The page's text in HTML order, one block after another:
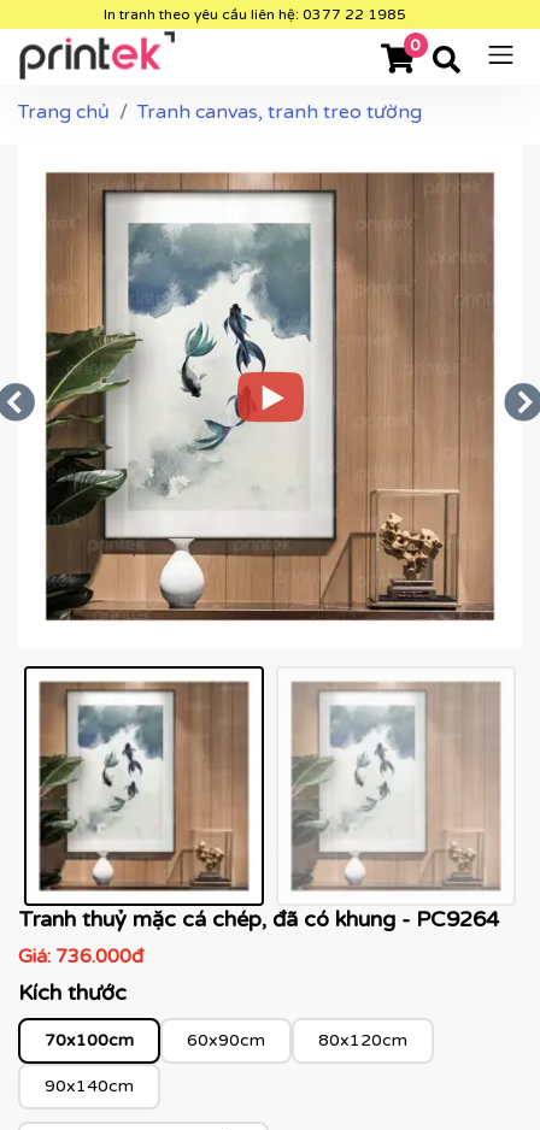
In tranh theo yêu cầu liên hệ: 0377 22 1985
0
Trang chủ Tranh canvas, tranh treo tường
Tranh thuỷ mặc cá chép, đã có khung - PC9264
Giá: 736.000đ
Kích thước
70x100cm 60x90cm 80x120cm
90x140cm